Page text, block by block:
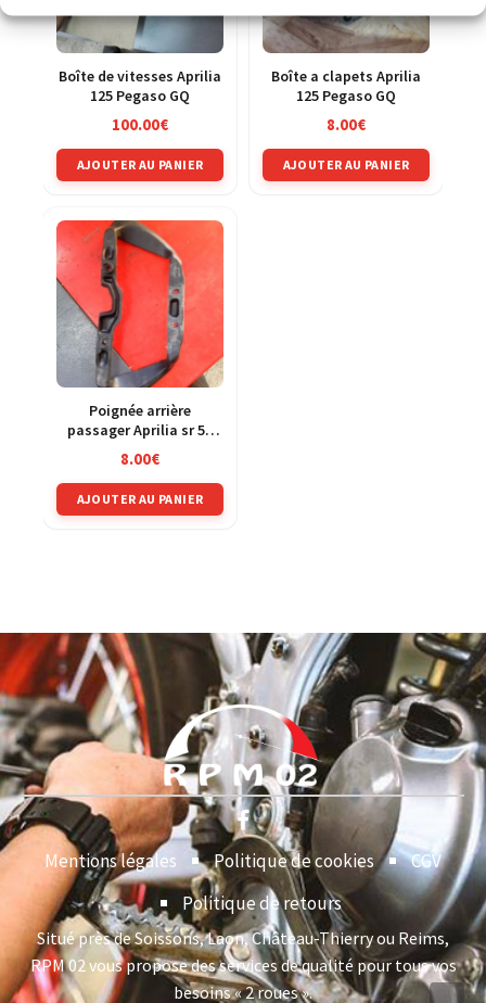
Boîte de vitesses Aprilia
125 Pegaso GQ
100.00€
AJOUTER AU PANIER
Boîte a clapets Aprilia
125 Pegaso GQ
8.00€
AJOUTER AU PANIER
Poignée arrière
passager Aprilia sr 50
street 1
8.00€
AJOUTER AU PANIER
Mentions légales Politique de cookies
CGV
Politique de retours
Situé près de Soissons, Laon, Château-Thierry ou Reims,
RPM 02 vous propose des services de qualité pour tous vos
besoins « 2 roues ».